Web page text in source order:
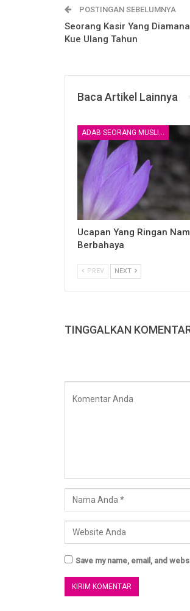
POSTINGAN SEBELUMNYA
Seorang Kasir Yang
Kue Ulang Tahun
Baca Artikel Lainnya
ADAB SEORANG MUSLIM
Ucapan Yang Ringan
Berbahaya
PREV NEXT
TINGGALKAN
Save my name, email, and